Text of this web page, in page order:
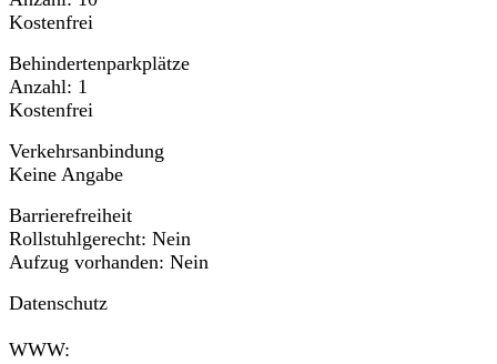
Kostenfrei
Behindertenparkplätze
Anzahl: 1
Kostenfrei
Verkehrsanbindung
Keine Angabe
Barrierefreiheit
Rollstuhlgerecht: Nein
Aufzug vorhanden: Nein
Datenschutz
WWW: